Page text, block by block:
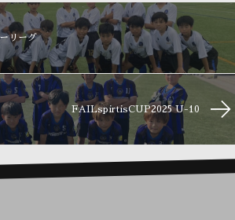
リーグ
FAILspirtisCUP2025 U-10